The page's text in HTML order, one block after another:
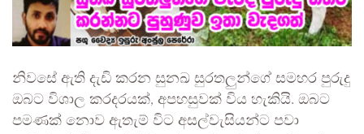
නිවසේ ඇති දැඩි කරන සුනඛ සුරතලුන්ගේ සමහර පුරුදු
ඔබට විශාල කරදරයක්, අපහසුවක් විය හැකියි. ඔබට
පමණක් නොව ඇතැම් විට අසල්වැසියන්ට පවා